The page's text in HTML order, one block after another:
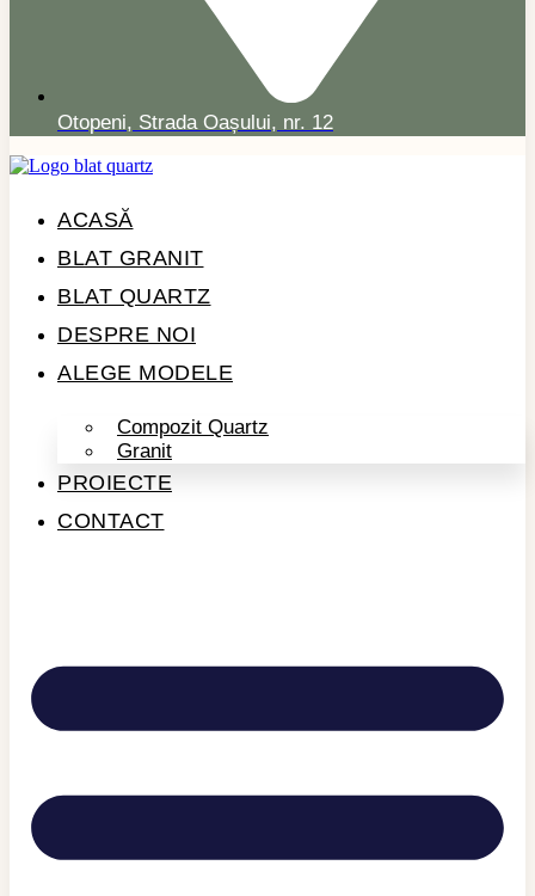
Otopeni, Strada Oașului, nr. 12
ACASĂ
BLAT GRANIT
BLAT QUARTZ
DESPRE NOI
ALEGE MODELE
Compozit Quartz
Granit
PROIECTE
CONTACT